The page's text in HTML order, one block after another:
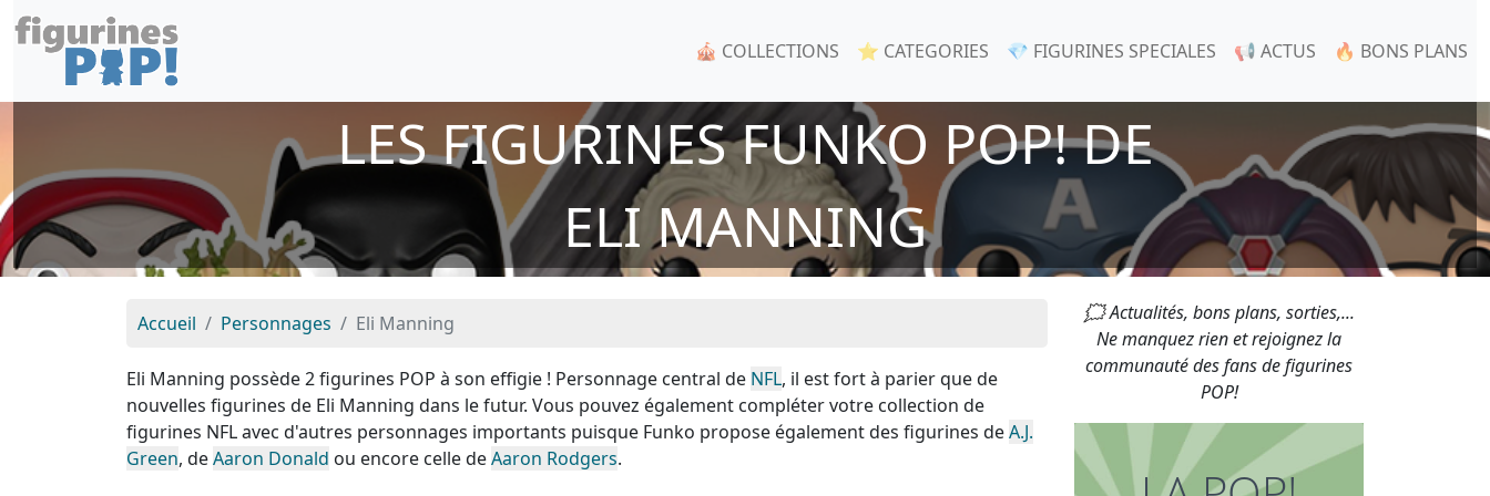
🎪 COLLECTIONS ⭐ CATEGORIES 💎 FIGURINES SPECIALES 📢 ACTUS 🔥 BONS PLANS
LES FIGURINES FUNKO POP! DE
ELI MANNING
Accueil Personnages Eli Manning
Eli Manning possède 2 figurines POP à son effigie ! Personnage central de NFL, il est fort à parier que de
nouvelles figurines de Eli Manning dans le futur. Vous pouvez également compléter votre collection de
figurines NFL avec d'autres personnages importants puisque Funko propose également des figurines deA.J.
Green, deAaron Donald ou encore celle deAaron Rodgers.
🗯 Actualités, bons plans, sorties,...
Ne manquez rien et rejoignez la
communauté des fans de figurines
POP!